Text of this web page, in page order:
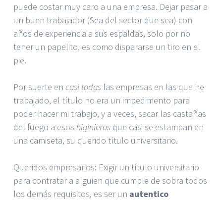
puede costar muy caro a una empresa. Dejar pasar a
un buen trabajador (Sea del sector que sea) con
años de experiencia a sus espaldas, solo por no
tener un papelito, es como dispararse un tiro en el
pie.
Por suerte en casi todas las empresas en las que he
trabajado, el título no era un impedimento para
poder hacer mi trabajo, y a veces, sacar las castañas
del fuego a esos higinieros que casi se estampan en
una camiseta, su querido título universitario.
Queridos empresarios: Exigir un título universitario
para contratar a alguien que cumple de sobra todos
los demás requisitos, es ser un autentico